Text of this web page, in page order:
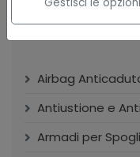
CATEGORIE
Airbag
Antiustione e
Armadi per